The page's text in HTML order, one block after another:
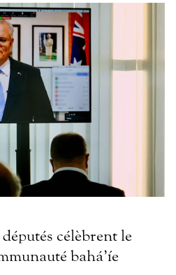
célèbrent le
bahá’íe